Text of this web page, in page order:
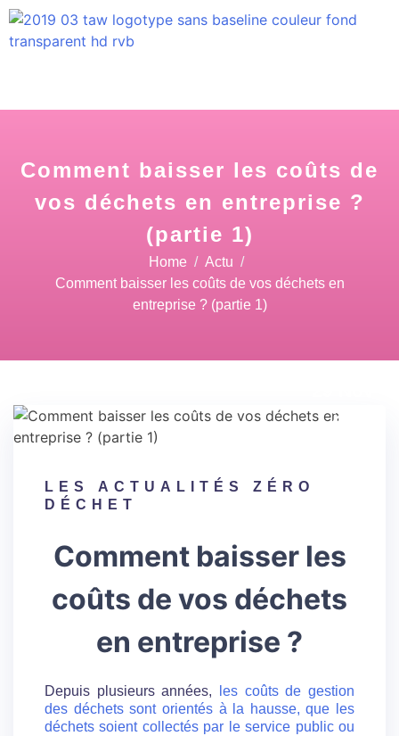
Comment baisser les coûts de
vos déchets en entreprise ?
(partie 1)
Home
Actu
Comment baisser les coûts de vos déchets en
entreprise ? (partie 1)
24
LES
ACTUALITÉS ZÉRO
DÉCHET
Comment baisser les
coûts de vos déchets
en entreprise ?
Depuis plusieurs années,
les coûts de gestion
des déchets sont orientés à la hausse, que les
déchets soient collectés par le service public ou